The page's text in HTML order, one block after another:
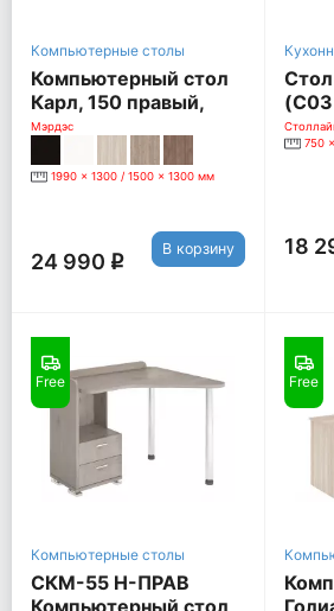
Компьютерные столы
Компьютерный стол
Карл, 150 правый,
шамони
Мэрдэс
1990 x 1300 / 1500 x 1300 мм
24 990 q
В корзину
(С03
750
18
Free
Компьютерные столы
СКМ-55 Н-ПРАВ
Free